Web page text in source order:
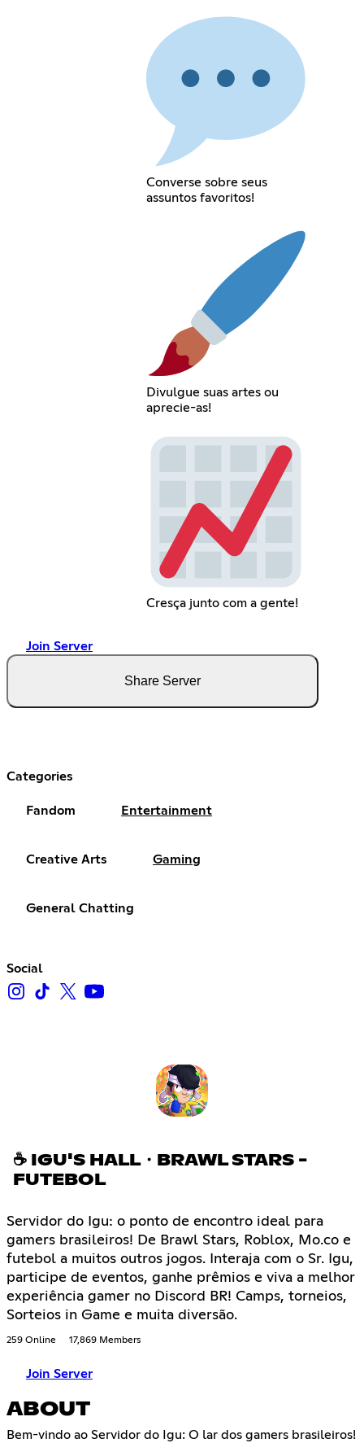
Converse sobre seus
assuntos favoritos!
Divulgue suas artes ou
aprecie-as!
Cresça junto com a gente!
Join Server
Share Server
Categories
Fandom Entertainment
Creative Arts Gaming
General Chatting
Social
☕ IGU'S HALL・BRAWL STARS -
FUTEBOL
Servidor do Igu: o ponto de encontro ideal para
gamers brasileiros! De Brawl Stars, Roblox, Mo.co e
futebol a muitos outros jogos. Interaja com o Sr. Igu,
participe de eventos, ganhe prêmios e viva a melhor
experiência gamer no Discord BR! Camps, torneios,
Sorteios in Game e muita diversão.
259 Online 17,869 Members
Join Server
ABOUT
Bem-vindo ao Servidor do Igu: O lar dos gamers brasileiros!